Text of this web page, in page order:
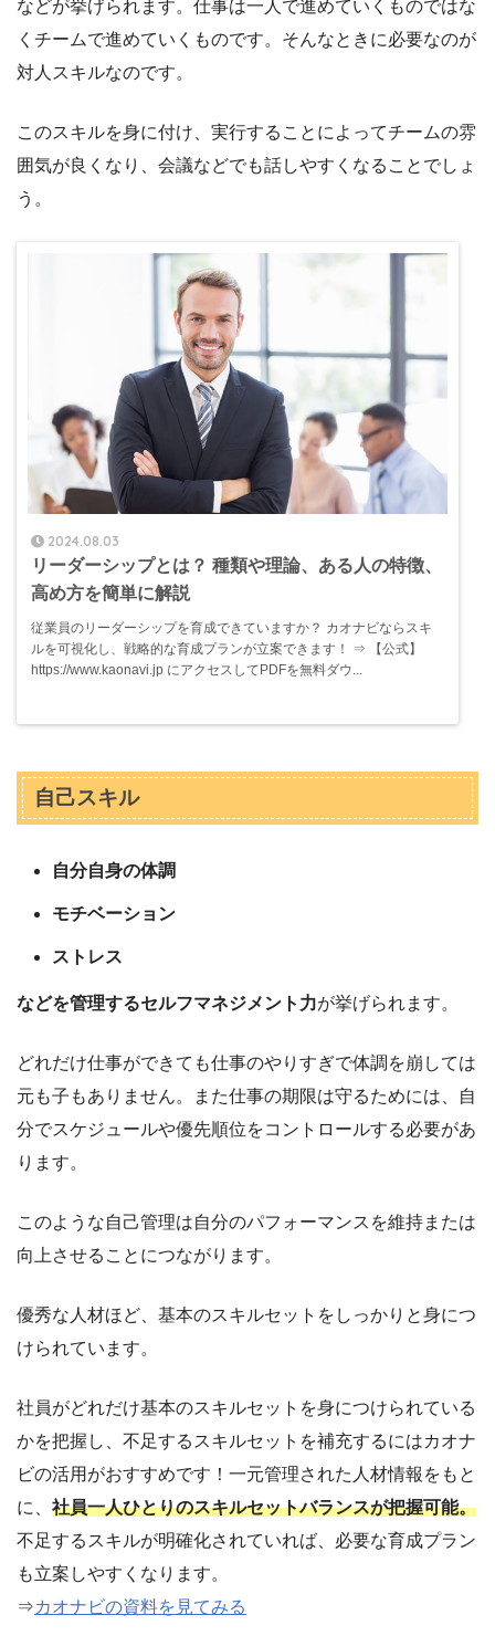
などが挙げられます。仕事は一人で進めていくものではな
くチームで進めていくものです。そんなときに必要なのが
対人スキルなのです。
このスキルを身に付け、実行することによってチームの雰
囲気が良くなり、会議などでも話しやすくなることでしょ
う。
2024.08.03
リーダーシップとは？ 種類や理論、ある人の特徴、
高め方を簡単に解説
従業員のリーダーシップを育成できていますか？ カオナビならスキ
ルを可視化し、戦略的な育成プランが立案できます！ ⇒ 【公式】
https://www.kaonavi.jp にアクセスしてPDFを無料ダウ...
自己スキル
自分自身の体調
モチベーション
ストレス
などを管理するセルフマネジメント力が挙げられます。
どれだけ仕事ができても仕事のやりすぎで体調を崩しては
元も子もありません。また仕事の期限は守るためには、自
分でスケジュールや優先順位をコントロールする必要があ
ります。
このような自己管理は自分のパフォーマンスを維持または
向上させることにつながります。
優秀な人材ほど、基本のスキルセットをしっかりと身につ
けられています。
社員がどれだけ基本のスキルセットを身につけられている
かを把握し、不足するスキルセットを補充するにはカオナ
ビの活用がおすすめです！一元管理された人材情報をもと
に、 社員一人ひとりのスキルセットバランスが把握可能。
不足するスキルが明確化されていれば、必要な育成プラン
も立案しやすくなります。
⇒カオナビの資料を見てみる